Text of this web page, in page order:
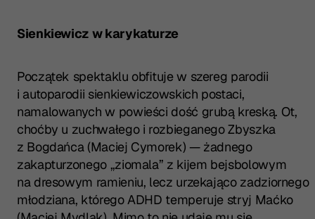
Sienkiewicz w karykaturze
Początek spektaklu obfituje w szereg parodii
i autoparodii sienkiewiczowskich postaci,
namalowanych w powieści dość grubą kreską. Ot,
choćby u zuchwałego i rozbieganego Zbyszka
z Bogdańca (Maciej Cymorek) — żadnego
zakapturzonego „ziomala” z kijem bejsbolowym
na dresowym ramieniu, lecz urzekająco zadziornego
młodziana, którego ADHD temperuje stryj Maćko